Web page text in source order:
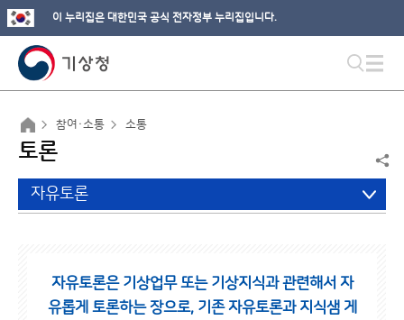
이 누리집은 대한민국 공식 전자정부 누리집입니다.
참여·소통 소통
토론
자유토론
자유토론은 기상업무 또는 기상지식과 관련해서 자
유롭게 토론하는 장으로, 기존 자유토론과 지식샘 게